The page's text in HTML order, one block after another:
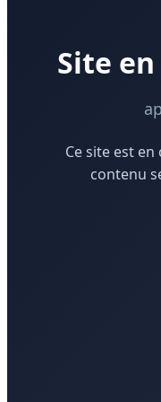
Site
Ce site est
contenu